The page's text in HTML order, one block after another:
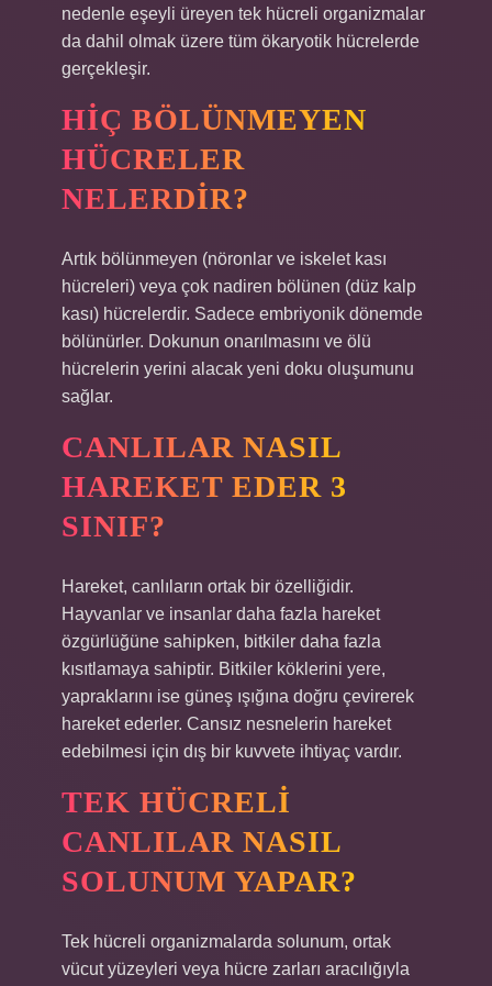
nedenle eşeyli üreyen tek hücreli organizmalar
da dahil olmak üzere tüm ökaryotik hücrelerde
gerçekleşir.
HIÇ BÖLÜNMEYEN
HÜCRELER
NELERDIR?
Artık bölünmeyen (nöronlar ve iskelet kası
hücreleri) veya çok nadiren bölünen (düz kalp
kası) hücrelerdir. Sadece embriyonik dönemde
bölünürler. Dokunun onarılmasını ve ölü
hücrelerin yerini alacak yeni doku oluşumunu
sağlar.
CANLILAR NASIL
HAREKET EDER 3
SINIF?
Hareket, canlıların ortak bir özelliğidir.
Hayvanlar ve insanlar daha fazla hareket
özgürlüğüne sahipken, bitkiler daha fazla
kısıtlamaya sahiptir. Bitkiler köklerini yere,
yapraklarını ise güneş ışığına doğru çevirerek
hareket ederler. Cansız nesnelerin hareket
edebilmesi için dış bir kuvvete ihtiyaç vardır.
TEK HÜCRELI
CANLILAR NASIL
SOLUNUM YAPAR?
Tek hücreli organizmalarda solunum, ortak
vücut yüzeyleri veya hücre zarları aracılığıyla